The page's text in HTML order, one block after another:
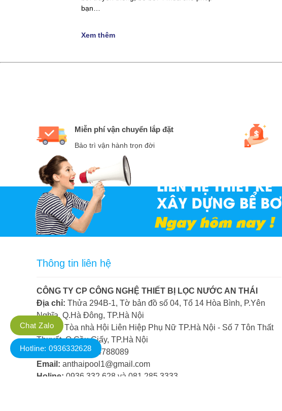
bạn…
Xem thêm
Miễn phí vận chuyển lắp đặt
Bảo trì vận hành trọn đời
Thông tin liên hệ
CÔNG TY CP CÔNG NGHỆ THIẾT BỊ LỌC NƯỚC AN THÁI
Địa chỉ: Thửa 294B-1, Tờ bản đồ số 04, Tổ 14 Hòa Bình, P.Yên
Nghĩa, Q.Hà Đông, TP.Hà Nội
VPGD:Tòa nhà Hội Liên Hiệp Phụ Nữ TP.Hà Nội - Số 7 Tôn Thất
Thuyết, Q.Cầu Giấy, TP.Hà Nội
Mã số thuế:0104788089
Email: anthaipool1@gmail.com
Holine: 0936.332.628 và 081.285.3333
Chat Zalo
Hotline: 0936332628